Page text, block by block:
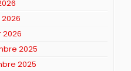
2026
2025
2025